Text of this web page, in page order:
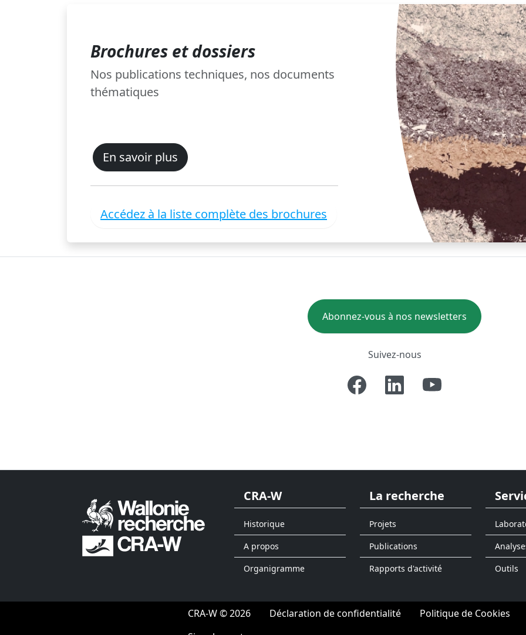
Brochures et dossiers
Nos publications techniques, nos documents
thématiques
En savoir plus
Accédez à la liste complète des brochures
Abonnez-vous à nos newsletters
Suivez-nous
CRA-W
Historique
A propos
Organigramme
La recherche
Projets
Publications
Rapports d'activité
Outils
CRA-W © 2026 Déclaration de confidentialité Politique de Cookies